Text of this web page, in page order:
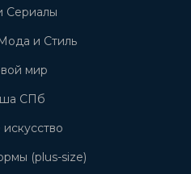
Сериалы
и Стиль
мир
СПб
(plus-size)